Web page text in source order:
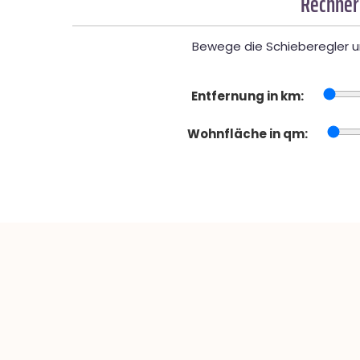
Bewege die Schieberegler
Entfernung in km:
Wohnfläche in qm: